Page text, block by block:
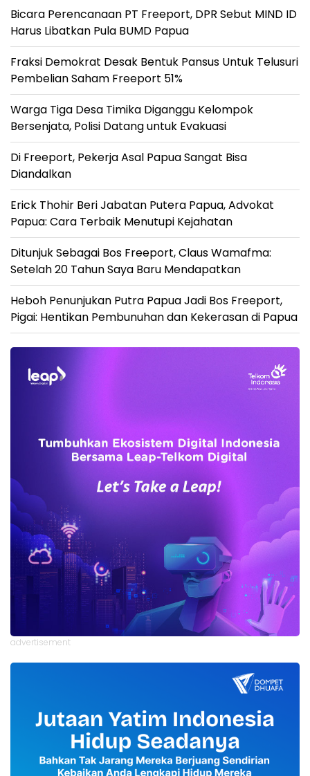
Bicara Perencanaan PT Freeport, DPR Sebut MIND ID
Harus Libatkan Pula BUMD Papua
Fraksi Demokrat Desak Bentuk Pansus Untuk Telusuri
Pembelian Saham Freeport 51%
Warga Tiga Desa Timika Diganggu Kelompok
Bersenjata, Polisi Datang untuk Evakuasi
Di Freeport, Pekerja Asal Papua Sangat Bisa
Diandalkan
Erick Thohir Beri Jabatan Putera Papua, Advokat
Papua: Cara Terbaik Menutupi Kejahatan
Ditunjuk Sebagai Bos Freeport, Claus Wamafma:
Setelah 20 Tahun Saya Baru Mendapatkan
Heboh Penunjukan Putra Papua Jadi Bos Freeport,
Pigai: Hentikan Pembunuhan dan Kekerasan di Papua
advertisement